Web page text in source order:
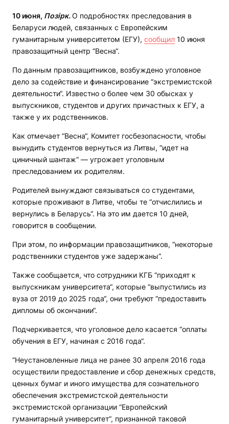
10 июня, Позірк.О подробностях преследования в
Беларуси людей, связанных с Европейским
гуманитарным университетом (ЕГУ), сообщил 10 июня
правозащитный центр “Весна“.
По данным правозащитников, возбуждено уголовное
дело за содействие и финансирование “экстремистской
деятельности“. Известно о более чем 30 обысках у
выпускников, студентов и других причастных к ЕГУ, а
также у их родственников.
Как отмечает “Весна“, Комитет госбезопасности, чтобы
вынудить студентов вернуться из Литвы, “идет на
циничный шантаж“ — угрожает уголовным
преследованием их родителям.
Родителей вынуждают связываться со студентами,
которые проживают в Литве, чтобы те “отчислились и
вернулись в Беларусь“. На это им дается 10 дней,
говорится в сообщении.
При этом, по информации правозащитников, “некоторые
родственники студентов уже задержаны“.
Также сообщается, что сотрудники КГБ “приходят к
выпускникам университета“, которые “выпустились из
вуза от 2019 до 2025 года“, они требуют “предоставить
дипломы об окончании“.
Подчеркивается, что уголовное дело касается “оплаты
обучения в ЕГУ, начиная с 2016 года“.
“Неустановленные лица не ранее 30 апреля 2016 года
осуществили предоставление и сбор денежных средств,
ценных бумаг и иного имущества для сознательного
обеспечения экстремистской деятельности
экстремистской организации “Европейский
гуманитарный университет“, признанной таковой